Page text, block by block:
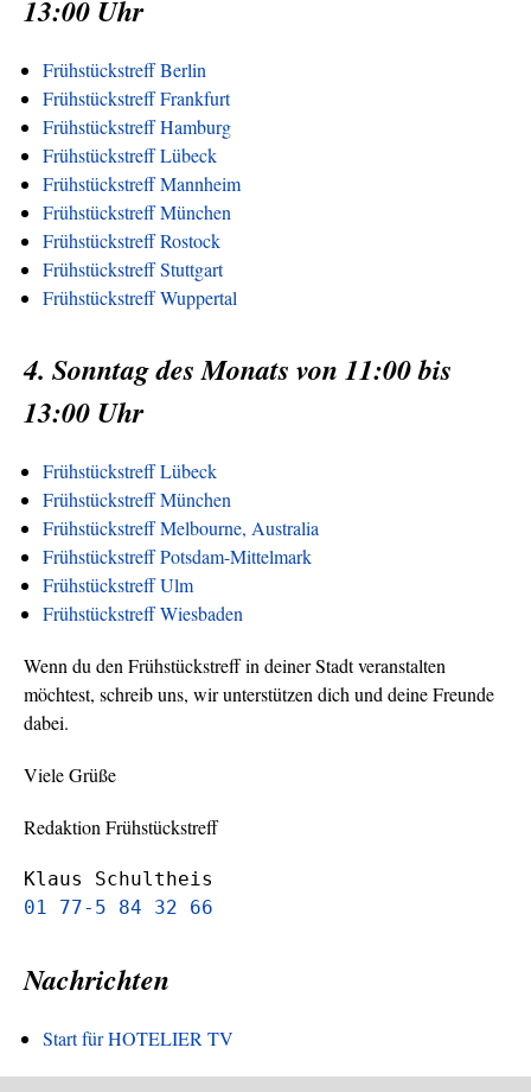
13:00 Uhr
Frühstückstreff Berlin
Frühstückstreff Frankfurt
Frühstückstreff Hamburg
Frühstückstreff Lübeck
Frühstückstreff Mannheim
Frühstückstreff München
Frühstückstreff Rostock
Frühstückstreff Stuttgart
Frühstückstreff Wuppertal
4. Sonntag des Monats von 11:00 bis
13:00 Uhr
Frühstückstreff Lübeck
Frühstückstreff München
Frühstückstreff Melbourne, Australia
Frühstückstreff Potsdam-Mittelmark
Frühstückstreff Ulm
Frühstückstreff Wiesbaden
Wenn du den Frühstückstreff in deiner Stadt veranstalten
möchtest, schreib uns, wir unterstützen dich und deine Freunde
dabei.
Viele Grüße
Redaktion Frühstückstreff
Klaus Schultheis
01 77-5 84 32 66
Nachrichten
Start für HOTELIER TV